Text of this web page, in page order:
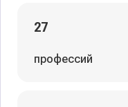
27
профессий